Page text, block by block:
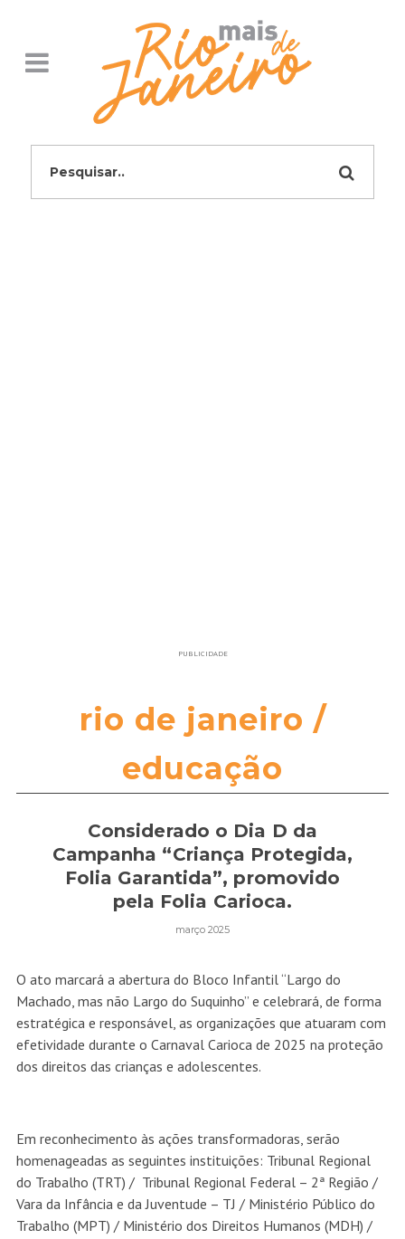
PUBLICIDADE
rio de janeiro /
educação
Considerado o Dia D da
Campanha “Criança Protegida,
Folia Garantida”, promovido
pela Folia Carioca.
março 2025
O ato marcará a abertura do Bloco Infantil “Largo do
Machado, mas não Largo do Suquinho” e celebrará, de forma
estratégica e responsável, as organizações que atuaram com
efetividade durante o Carnaval Carioca de 2025 na proteção
dos direitos das crianças e adolescentes.
Em reconhecimento às ações transformadoras, serão
homenageadas as seguintes instituições: Tribunal Regional
do Trabalho (TRT) / Tribunal Regional Federal – 2ª Região /
Vara da Infância e da Juventude – TJ / Ministério Público do
Trabalho (MPT) / Ministério dos Direitos Humanos (MDH) /